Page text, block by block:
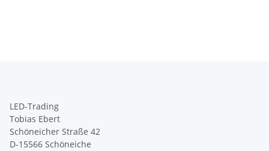
LED-Trading
Tobias Ebert
Schöneicher Straße 42
D-15566 Schöneiche